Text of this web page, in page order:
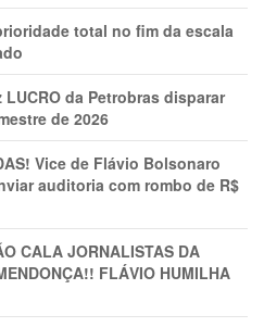
total no fim da escala
da Petrobras disparar
de 2026
Vice de Flávio Bolsonaro
auditoria com rombo de R$
CALA JORNALISTAS DA
FLÁVIO HUMILHA